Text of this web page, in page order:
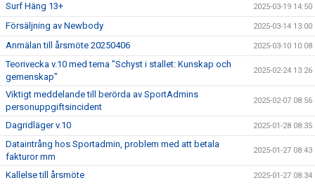
Surf Häng 13+ 2025-03-19 14:50
Försäljning av Newbody 2025-03-14 13:00
Anmälan till årsmöte 20250406 2025-03-10 10:08
Teorivecka v.10 med tema "Schyst i stallet: Kunskap och
gemenskap"
2025-02-24 13:26
Viktigt meddelande till berörda av SportAdmins
personuppgiftsincident
2025-02-07 08:56
Dagridläger v.10 2025-01-28 08:35
Dataintrång hos Sportadmin, problem med att betala
fakturor mm
2025-01-27 08:43
Kallelse till årsmöte 2025-01-27 08:34